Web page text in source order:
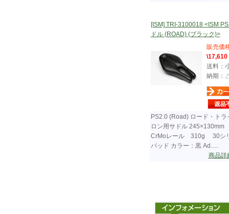
[ISM] TRI-3100018 <ISM
ドル (ROAD) (ブラック)>
販売価
\17,610
送料：
納期：
PS2.0 (Road) ロード・トラ
ロン用サドル
CrMoレール 310g 30シ
パッド カラー：黒 Ad.....
商品